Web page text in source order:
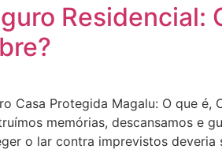
Residencial:
Casa Protegida Magalu: O que
memórias, descansamos e
o lar contra imprevistos